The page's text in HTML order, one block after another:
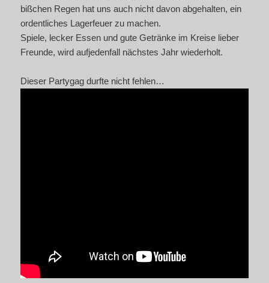
bißchen Regen hat uns auch nicht davon abgehalten, ein
ordentliches Lagerfeuer zu machen.
Spiele, lecker Essen und gute Getränke im Kreise lieber
Freunde, wird aufjedenfall nächstes Jahr wiederholt.
Dieser Partygag durfte nicht fehlen…